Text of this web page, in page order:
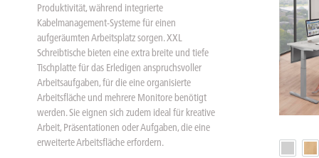
Produktivität, während integrierte
Kabelmanagement-Systeme für einen
aufgeräumten Arbeitsplatz sorgen. XXL
Schreibtische bieten eine extra breite und tiefe
Tischplatte für das Erledigen anspruchsvoller
Arbeitsaufgaben, für die eine organisierte
Arbeitsfläche und mehrere Monitore benötigt
werden. Sie eignen sich zudem ideal für kreative
Arbeit, Präsentationen oder Aufgaben, die eine
erweiterte Arbeitsfläche erfordern.